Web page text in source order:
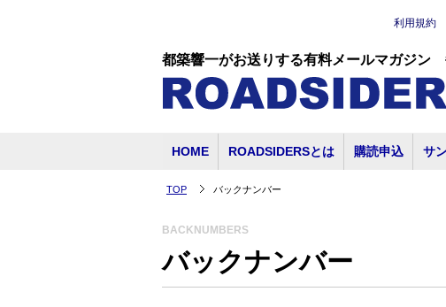
都築響一がお送りする有料メールマガジン
利用規約
HOME ROADSIDERSとは 購読申込 サ
TOP バックナンバー
BACKNUMBERS
バックナンバー